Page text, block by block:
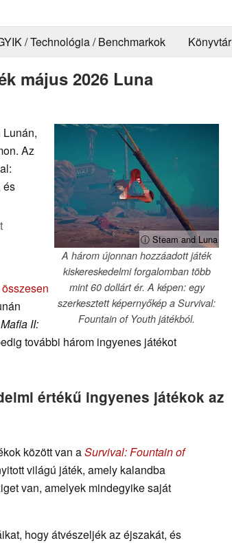
/ Technológia / Benchmarkok Könyvtár
május 2026 Luna
ⓘ Steam and Luna
A három újonnan hozzáadott játék
kiskereskedelmi forgalomban több
mint 60 dollárt ér. A képen: egy
szerkesztett képernyőkép a Survival:
Fountain of Youth játékból.
Az
és
összesen
Mafia II:
további három ingyenes játékot
értékű ingyenes játékok az
között van aSurvival: Fountain of
világú játék, amely kalandba
van, amelyek mindegyike saját
hogy átvészeljék az éjszakát, és